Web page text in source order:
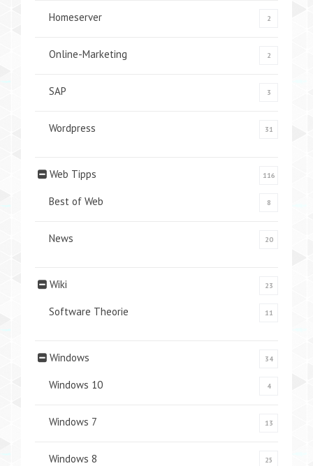
Homeserver 2
Online-Marketing 2
SAP 3
Wordpress 31
Web Tipps 116
Best of Web 8
News 20
Wiki 23
Software Theorie 11
Windows 34
Windows 10 4
Windows 7 13
Windows 8 25